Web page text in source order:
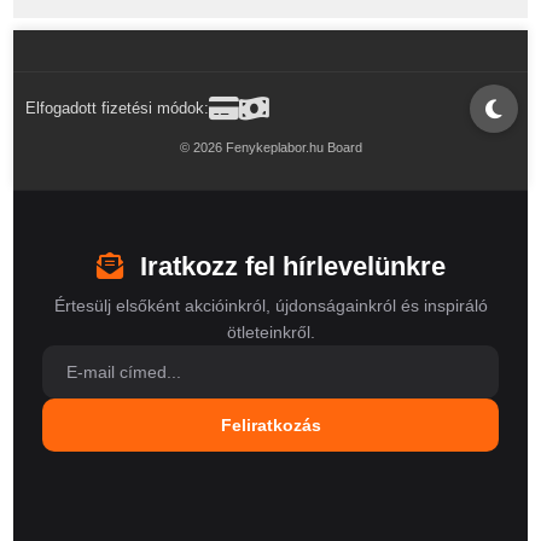
Elfogadott fizetési módok:
© 2026 Fenykeplabor.hu Board
Iratkozz fel hírlevelünkre
Értesülj elsőként akcióinkról, újdonságainkról és inspiráló
ötleteinkről.
Feliratkozás